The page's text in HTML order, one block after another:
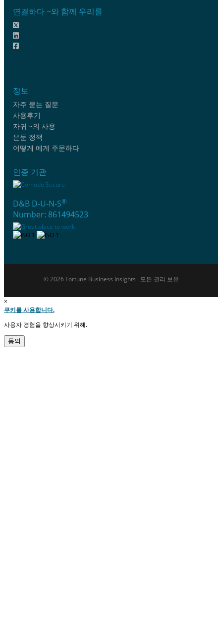
연결하다 ~와 함께 우리를
정보
자주 묻는 질문
사용후기
자귀 ~의 사용
은둔 정책
어떻게 에게 주문하다
인증 기관
D&B D-U-N-S®
Number: 861494523
© 2026 Fortune Business Insights . 모든 권리 보유
×
쿠키를 사용합니다.
사용자 경험을 향상시키기 위해.
동의